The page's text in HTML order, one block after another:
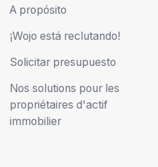
A propósito
¡Wojo está reclutando!
Solicitar presupuesto
Nos solutions pour les
propriétaires d'actif
immobilier